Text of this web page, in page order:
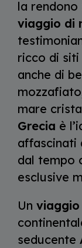
la
viaggio di
ricco di siti
anche di
mare
Grecia è
affascinati
dal tempo
esclusive
Un viaggio
seducente